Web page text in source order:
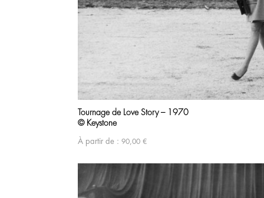
Tournage de Love Story – 1970
© Keystone
À partir de : 90,00 €